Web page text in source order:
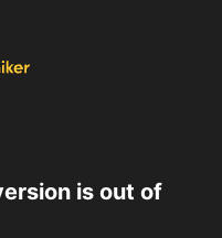
is out of